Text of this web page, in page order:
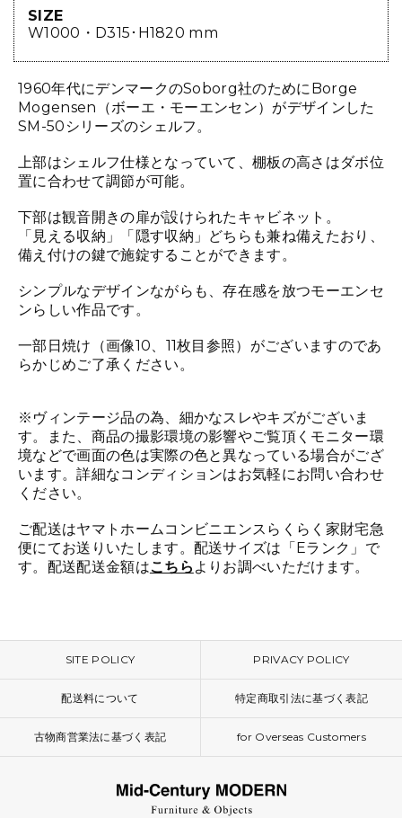
SIZE
W1000・D315･H1820 mm
1960年代にデンマークのSoborg社のためにBorge
Mogensen（ボーエ・モーエンセン）がデザインした
SM-50シリーズのシェルフ。
上部はシェルフ仕様となっていて、棚板の高さはダボ位
置に合わせて調節が可能。
下部は観音開きの扉が設けられたキャビネット。
「見える収納」「隠す収納」どちらも兼ね備えたおり、
備え付けの鍵で施錠することができます。
シンプルなデザインながらも、存在感を放つモーエンセ
ンらしい作品です。
一部日焼け（画像10、11枚目参照）がございますのであ
らかじめご了承ください。
※ヴィンテージ品の為、細かなスレやキズがございま
す。また、商品の撮影環境の影響やご覧頂くモニター環
境などで画面の色は実際の色と異なっている場合がござ
います。詳細なコンディションはお気軽にお問い合わせ
ください。
ご配送はヤマトホームコンビニエンスらくらく家財宅急
便にてお送りいたします。配送サイズは「Eランク」で
す。配送配送金額はこちら よりお調べいただけます。
SITE POLICY PRIVACY POLICY
配送料について 特定商取引法に基づく表記
古物商営業法に基づく表記 for Overseas Customers